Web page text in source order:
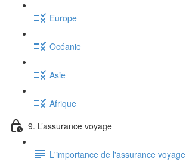
Europe
Océanie
Asie
Afrique
9. L’assurance voyage
L'importance de l'assurance voyage